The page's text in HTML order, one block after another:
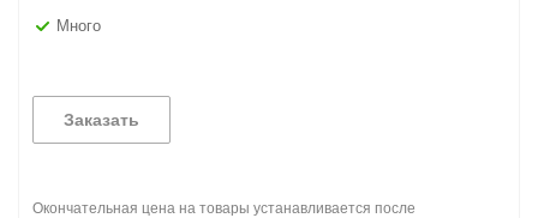
Много
Заказать
Окончательная цена на товары устанавливается после